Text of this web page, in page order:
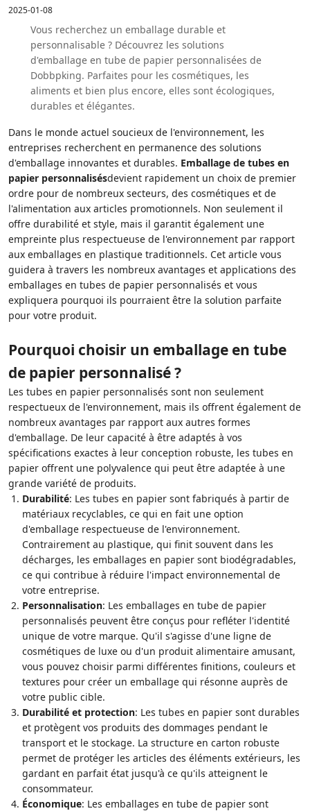
2025-01-08
Vous recherchez un emballage durable et
personnalisable ? Découvrez les solutions
d'emballage en tube de papier personnalisées de
Dobbpking. Parfaites pour les cosmétiques, les
aliments et bien plus encore, elles sont écologiques,
durables et élégantes.
Dans le monde actuel soucieux de l'environnement, les
entreprises recherchent en permanence des solutions
d'emballage innovantes et durables. Emballage de tubes en
papier personnalisésdevient rapidement un choix de premier
ordre pour de nombreux secteurs, des cosmétiques et de
l'alimentation aux articles promotionnels. Non seulement il
offre durabilité et style, mais il garantit également une
empreinte plus respectueuse de l'environnement par rapport
aux emballages en plastique traditionnels. Cet article vous
guidera à travers les nombreux avantages et applications des
emballages en tubes de papier personnalisés et vous
expliquera pourquoi ils pourraient être la solution parfaite
pour votre produit.
Pourquoi choisir un emballage en tube
de papier personnalisé ?
Les tubes en papier personnalisés sont non seulement
respectueux de l'environnement, mais ils offrent également de
nombreux avantages par rapport aux autres formes
d'emballage. De leur capacité à être adaptés à vos
spécifications exactes à leur conception robuste, les tubes en
papier offrent une polyvalence qui peut être adaptée à une
grande variété de produits.
Durabilité: Les tubes en papier sont fabriqués à partir de
matériaux recyclables, ce qui en fait une option
d'emballage respectueuse de l'environnement.
Contrairement au plastique, qui finit souvent dans les
décharges, les emballages en papier sont biodégradables,
ce qui contribue à réduire l'impact environnemental de
votre entreprise.
Personnalisation: Les emballages en tube de papier
personnalisés peuvent être conçus pour refléter l'identité
unique de votre marque. Qu'il s'agisse d'une ligne de
cosmétiques de luxe ou d'un produit alimentaire amusant,
vous pouvez choisir parmi différentes finitions, couleurs et
textures pour créer un emballage qui résonne auprès de
votre public cible.
Durabilité et protection: Les tubes en papier sont durables
et protègent vos produits des dommages pendant le
transport et le stockage. La structure en carton robuste
permet de protéger les articles des éléments extérieurs, les
gardant en parfait état jusqu'à ce qu'ils atteignent le
consommateur.
Économique: Les emballages en tube de papier sont